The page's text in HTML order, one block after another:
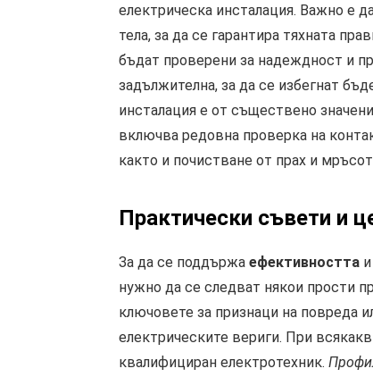
електрическа инсталация. Важно е
тела, за да се гарантира тяхната
бъдат проверени за надеждност и
задължителна, за да се избегнат
инсталация е от съществено
включва редовна проверка на
както и почистване от прах и
Практически съвети и
За да се поддържа ефективността
нужно да се следват някои прости
ключовете за признаци на повреда
електрическите вериги. При
квалифициран електротехник.